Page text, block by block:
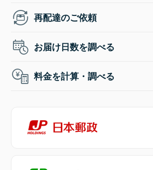
再配達のご依頼
お届け日数を調べる
料金を計算・調べる